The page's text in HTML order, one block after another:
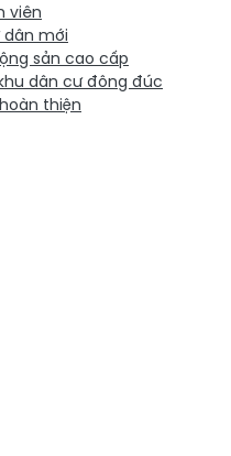
viên
mới
sản cao cấp
dân cư đông đúc
thiện